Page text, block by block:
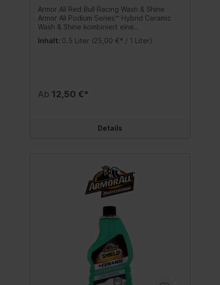
Armor All Red Bull Racing Wash & Shine
Armor All Podium Series™ Hybrid Ceramic
Wash & Shine kombiniert eine
der innovativen SiO2-Technologie mit
Oberflächenschutz. Die hochkonzentrierte
bestehende Wachse oder Versiegelungen
anzugreifen. Die Formel erzeugt eine dicke
Waschhandschuhen und Schwämmen auf
dem Lack und verringert dadurch das Risiko
von Kratzern und Spuren – für exzellente
Pflegeresultate. Inhalt:500 ml.
Inhalt: 0.5 Liter (25,00 €* / 1 Liter)
Ab 12,50 €*
Details